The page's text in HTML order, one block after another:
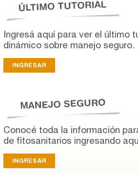
Ingresá aquí para ver el último
dinámico sobre manejo seguro.
INGRESAR
Conocé toda la información
de fitosanitarios ingresando
INGRESAR